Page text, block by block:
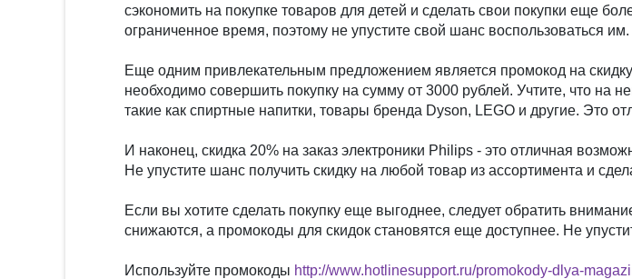
сэкономить на покупке товаров для детей и сделать свои покупки еще
ограниченное время, поэтому не упустите свой шанс воспользоваться им.
Еще одним привлекательным предложением является промокод на
необходимо совершить покупку на сумму от 3000 рублей. Учтите, что на
такие как спиртные напитки, товары бренда Dyson, LEGO и другие. Это
И наконец, скидка 20% на заказ электроники Philips - это отличная
Не упустите шанс получить скидку на любой товар из ассортимента и
Если вы хотите сделать покупку еще выгоднее, следует обратить
снижаются, а промокоды для скидок становятся еще доступнее. Не
Используйте промокоды http://www.hotlinesupport.ru/promokody-dlya-